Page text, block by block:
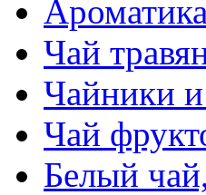
Чай
Чайники
Чай
Белый